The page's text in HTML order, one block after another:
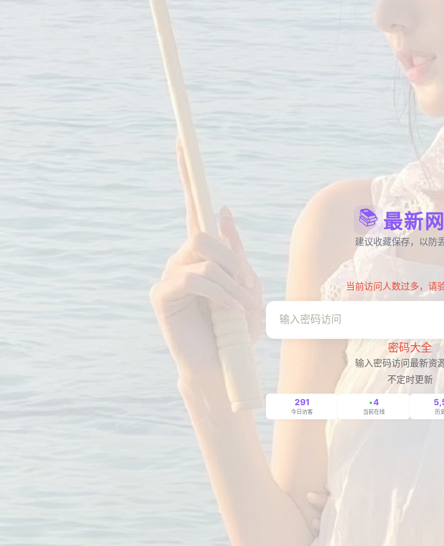
📚 最新
建议收藏保存，以防丢
当前访问人数过多，请
密码大全
输入密码访问最新资
不定时更新
291
今日访客
4
当前在线 历